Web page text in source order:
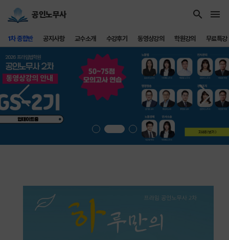
공인노무사 search menu
1차 종합반 공지사항 교수소개 수강후기 동영상강의 학원강의 무료특강